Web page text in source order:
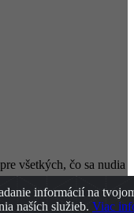
všetkých, čo sa nudia
informácií na
naších služieb. Viac